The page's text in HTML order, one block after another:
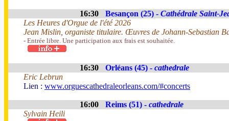
16:30 Besançon (25) - Cathédrale Saint-
Les Heures d'Orgue de l'été 2026
Jean Mislin, organiste titulaire. Œuvres de Johann-Sebastian
- Entrée libre. Une participation aux frais est souhaitée.
16:30 Orléans (45) - cathedrale
Eric Lebrun
Lien : www.orguescathedraleorleans.com/#concerts
16:00 Reims (51) - cathedrale
Sylvain Heili